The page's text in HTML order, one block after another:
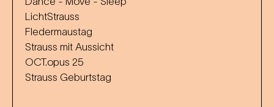
LichtStrauss
Fledermaustag
Strauss mit Aussicht
OCT.opus 25
Strauss Geburtstag